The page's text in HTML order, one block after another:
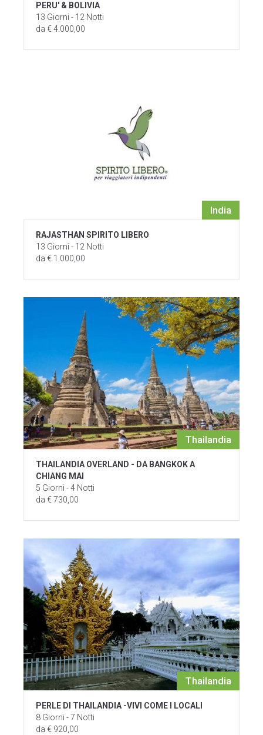
PERU' & BOLIVIA
13 Giorni - 12 Notti
da € 4.000,00
India
RAJASTHAN SPIRITO LIBERO
13 Giorni - 12 Notti
da € 1.000,00
Thailandia
THAILANDIA OVERLAND - DA BANGKOK A
CHIANG MAI
5 Giorni - 4 Notti
da € 730,00
Thailandia
PERLE DI THAILANDIA -VIVI COME I LOCALI
8 Giorni - 7 Notti
da € 920,00